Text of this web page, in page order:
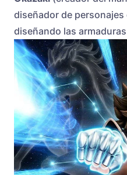
diseñador de personajes
diseñando las